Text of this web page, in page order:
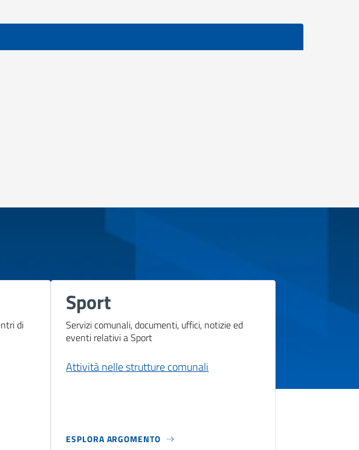
di
Sport
Servizi comunali, documenti, uffici, notizie ed
eventi relativi a Sport
Attività nelle strutture comunali
ESPLORA ARGOMENTO